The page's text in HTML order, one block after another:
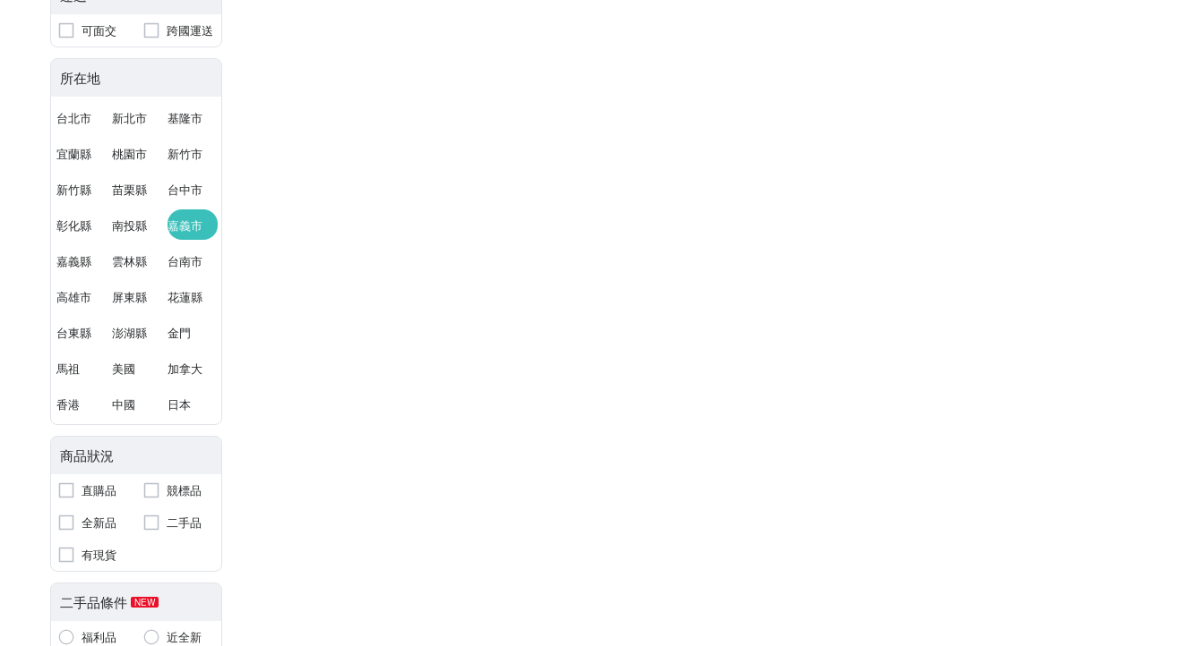
可面交 跨國運送
所在地
台北市 新北市 基隆市
宜蘭縣 桃園市 新竹市
新竹縣 苗栗縣 台中市
彰化縣 南投縣 嘉義市
嘉義縣 雲林縣 台南市
高雄市 屏東縣 花蓮縣
台東縣 澎湖縣 金門
馬祖 美國 加拿大
香港 中國 日本
商品狀況
直購品
競標品
全新品
二手品
有現貨
二手品條件 NEW
福利品
近全新